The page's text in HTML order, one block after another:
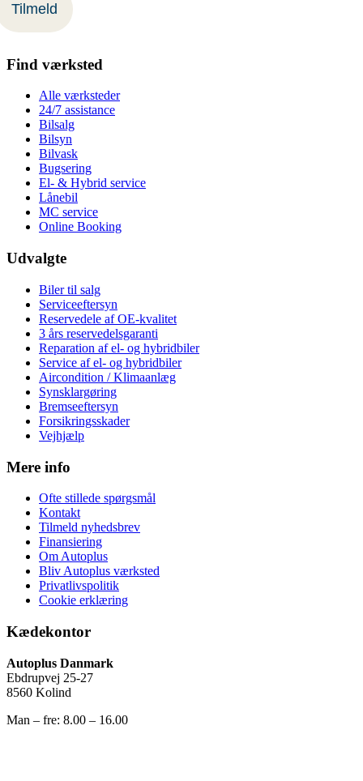
Find værksted
Alle værksteder
24/7 assistance
Bilsalg
Bilsyn
Bilvask
Bugsering
El- & Hybrid service
Lånebil
MC service
Online Booking
Udvalgte
Biler til salg
Serviceeftersyn
Reservedele af OE-kvalitet
3 års reservedelsgaranti
Reparation af el- og hybridbiler
Service af el- og hybridbiler
Aircondition / Klimaanlæg
Synsklargøring
Bremseeftersyn
Forsikringsskader
Vejhjælp
Mere info
Ofte stillede spørgsmål
Kontakt
Tilmeld nyhedsbrev
Finansiering
Om Autoplus
Bliv Autoplus værksted
Privatlivspolitik
Cookie erklæring
Kædekontor
Autoplus Danmark
Ebdrupvej 25-27
8560 Kolind
Man – fre: 8.00 – 16.00